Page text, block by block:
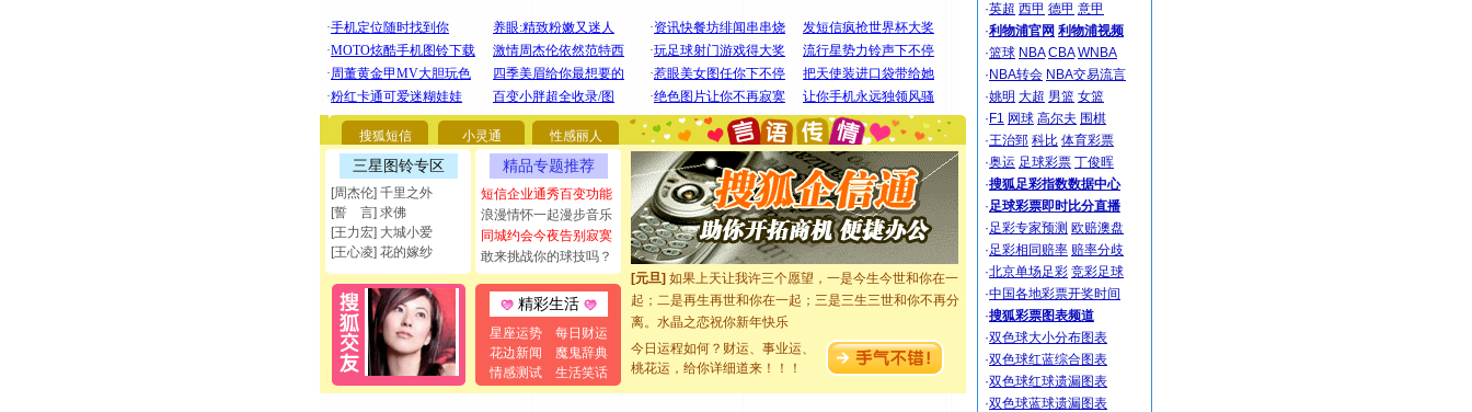
搜狐短信 小灵通 性感丽人
三星图铃专区
[周杰伦] 千里之外
[誓 言] 求佛
[王力宏] 大城小爱
[王心凌] 花的嫁纱
精品专题推荐
短信企业通秀百变功能
浪漫情怀一起漫步音乐
同城约会今夜告别寂寞
敢来挑战你的球技吗？
精彩生活
星座运势
每日财运
花边新闻
魔鬼辞典
情感测试
生活笑话
[圣诞节]圣诞节到了，想想没什么送给你的，又不打算给
你太多，只有给你五千万：千万快乐！千万要健康！千万
要平安！千万要知足！千万不要忘记我！
[圣诞节] 不只这样的日子才会想起你,而是这样的日子才
能正大光明地骚扰你,告诉你,圣诞要快乐!新年要快乐!天天
都要快乐噢!
[圣诞节]奉上一颗祝福的心,在这个特别的日子里,愿幸福,
如意,快乐,鲜花,一切美好的祝愿与你同在.圣诞快乐!
[元旦]看到你我会触电；看不到你我要充电；没有你我会
断电。爱你是我职业，想你是我事业，抱你是我特长，吻
你是我专业！水晶之恋祝你新年快乐
[元旦]如果上天让我许三个愿望，一是今生今世和你在一
起；二是再生再世和你在一起；三是三生三世和你不再分
离。水晶之恋祝你新年快乐
[元旦]当我狠下心扭头离去那一刻，你在我身后无助地哭
泣，这痛楚让我明白我多么爱你。我转身抱住你：这猪不
卖了。水晶之恋祝你新年快乐。
[春节]风柔雨润好月圆，半岛铁盒伴身边，每日尽显开心
今日运程如何？财运、事业运、
桃花运，给你详细道来！！！
·英超 西甲 德甲 意甲
·利物浦官网 利物浦视频
·篮球 NBA CBA WNBA
· NBA转会 NBA交易流言
·姚明 大超 男篮 女篮
· F1 网球 高尔夫 围棋
·王治郅 科比 体育彩票
·奥运 足球彩票 丁俊晖
·搜狐足彩指数数据中心
·足球彩票即时比分直播
·足彩专家预测 欧赔澳盘
·足彩相同赔率 赔率分歧
·北京单场足彩 竞彩足球
·中国各地彩票开奖时间
·搜狐彩票图表频道
·双色球大小分布图表
·双色球红蓝综合图表
·双色球红球遗漏图表
·双色球蓝球遗漏图表